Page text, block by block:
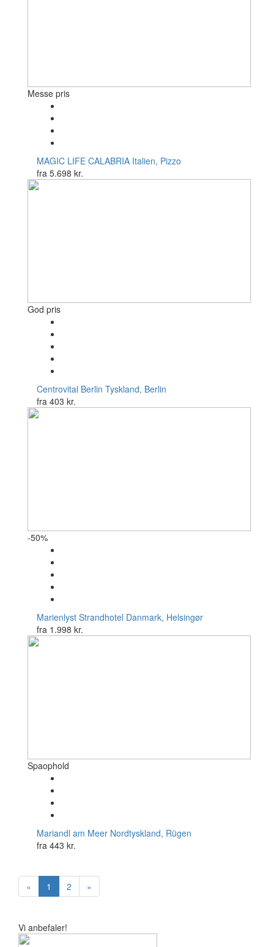
Messe pris
MAGIC LIFE CALABRIA Italien, Pizzo
fra 5.698 kr.
God pris
Centrovital Berlin Tyskland, Berlin
fra 403 kr.
-50%
Marienlyst Strandhotel Danmark, Helsingør
fra 1.998 kr.
Spaophold
Mariandl am Meer Nordtyskland, Rügen
fra 443 kr.
« 1 2 »
Vi anbefaler!